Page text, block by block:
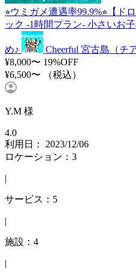
⭐︎ウミガメ遭遇率99.9%⭐︎【
ック -1時間プラン- 小さいお
め♪
Cheerful 宮古島（チ
¥8,000〜 19%OFF
¥6,500〜
（税込）
Y.M 様
4.0
利用日： 2023/12/06
ロケーション：3
|
サービス：5
|
施設：4
|